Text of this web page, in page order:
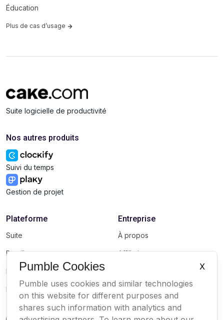
Éducation
Plus de cas d’usage
Suite logicielle de productivité
Nos autres produits
Suivi du temps
Gestion de projet
Plateforme
Suite
Bundle
Marketplace
Mises à jour
Entreprise
À propos
Affiliation
Pumble Cookies
X
Pumble uses cookies and similar technologies
on this website for different purposes and
shares such information with analytics and